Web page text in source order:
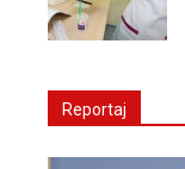
Reportaj